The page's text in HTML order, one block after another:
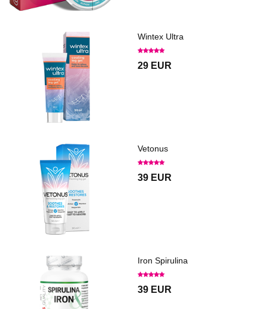
Wintex Ultra
29 EUR
Vetonus
39 EUR
Iron Spirulina
39 EUR